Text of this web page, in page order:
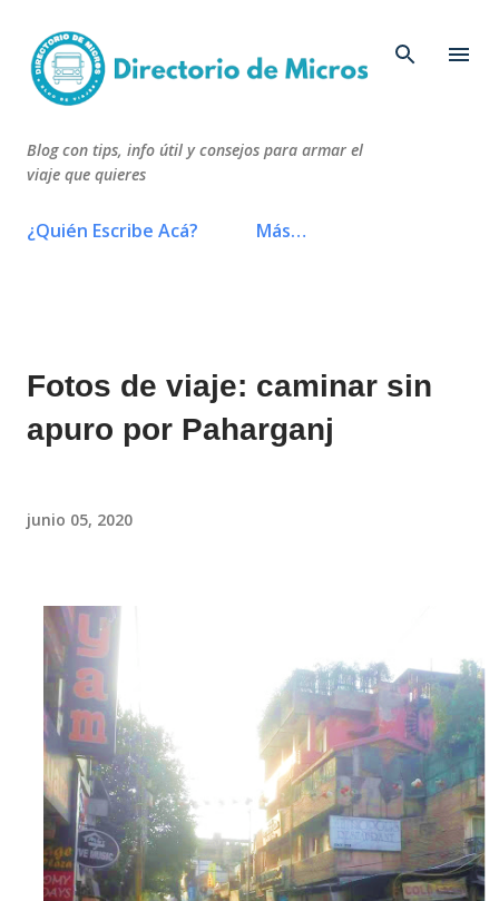
Blog con tips, info útil y consejos para armar el
viaje que quieres
¿Quién Escribe Acá? Más…
Fotos de viaje: caminar sin
apuro por Paharganj
junio 05, 2020